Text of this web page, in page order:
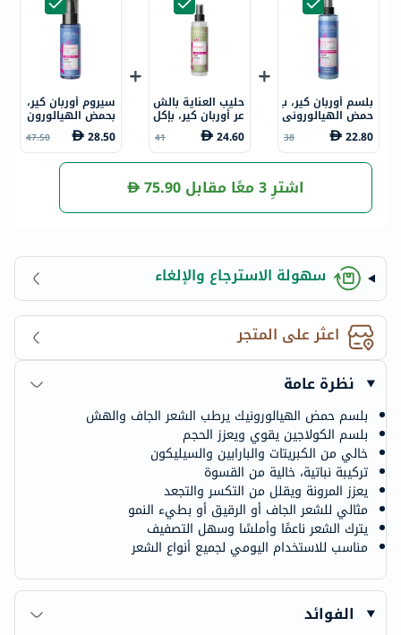
بلسم أوربان كير، ب
حمض الهيالوروني
ك للشعر الجاف 20
0 مل
22.80
38
حليب العناية بالش
عر أوربان كير، بإكل
يل الجبل والقرنفل
للشعر الضعيف 20
0 مل
24.60
41
سيروم أوربان كير،
بحمض الهيالورون
يك والكولاجين لل
شعر الجاف 75 مل
28.50
47.50
اشترِ 3 معًا مقابل 75.90
سهولة الاسترجاع والإلغاء
اعثر على المتجر
نظرة عامة
بلسم حمض الهيالورونيك يرطب الشعر الجاف والهش
بلسم الكولاجين يقوي ويعزز الحجم
خالي من الكبريتات والبارابين والسيليكون
تركيبة نباتية، خالية من القسوة
يعزز المرونة ويقلل من التكسر والتجعد
مثالي للشعر الجاف أو الرقيق أو بطيء النمو
يترك الشعر ناعمًا وأملسًا وسهل التصفيف
مناسب للاستخدام اليومي لجميع أنواع الشعر
الفوائد